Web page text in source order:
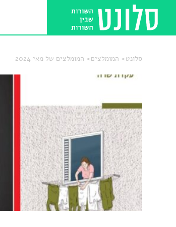
סלונט המומלצים המומלצים של מאי 2024